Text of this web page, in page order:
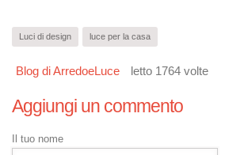
Luci di design luce per la casa
Blog di ArredoeLuce letto 1764 volte
Aggiungi un commento
Il tuo nome